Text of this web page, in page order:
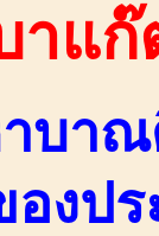
าแก๊
บา
องป